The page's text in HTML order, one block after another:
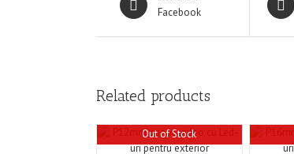
Facebook
Related products
Out of Stock